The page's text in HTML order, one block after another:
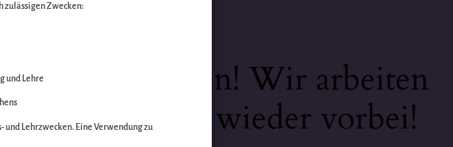
Wir arbeiten
Sie bald wieder vorbei!
zulässigen Zwecken:
und Lehre
Lehrzwecken. Eine Verwendung zu